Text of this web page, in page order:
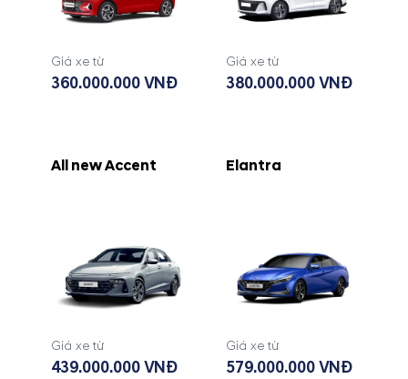
Giá xe từ
360.000.000 VNĐ
Giá xe từ
380.000.000 VNĐ
All new Accent
Giá xe từ
439.000.000 VNĐ
Elantra
Giá xe từ
579.000.000 VNĐ